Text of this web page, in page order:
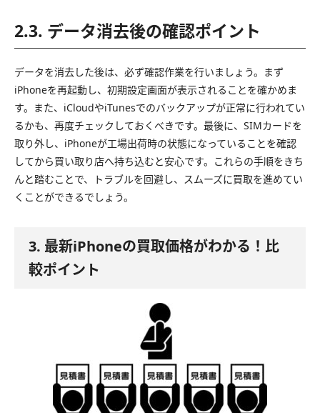
2.3. データ消去後の確認ポイント
データを消去した後は、必ず確認作業を行いましょう。まず
iPhoneを再起動し、初期設定画面が表示されることを確かめま
す。また、iCloudやiTunesでのバックアップが正常に行われてい
るかも、再度チェックしておくべきです。最後に、SIMカードを
取り外し、iPhoneが工場出荷時の状態になっていることを確認
してから買い取り店へ持ち込むと安心です。これらの手順をきち
んと踏むことで、トラブルを回避し、スムーズに買取を進めてい
くことができるでしょう。
3. 最新iPhoneの買取価格がわかる！比
較ポイント